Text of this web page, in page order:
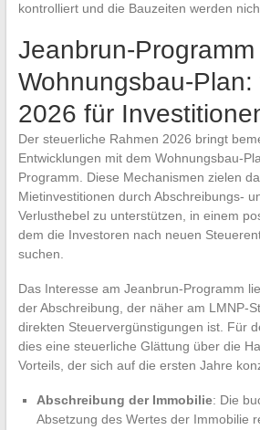
kontrolliert und die Bauzeiten werden
Jeanbrun-Programm
Wohnungsbau-Plan:
2026 für
Der steuerliche Rahmen 2026 bringt
Entwicklungen mit dem Wohnungsbau-
Programm. Diese Mechanismen zielen
Mietinvestitionen durch Abschreibungs-
Verlusthebel zu unterstützen, in einem
dem die Investoren nach neuen
suchen.
Das Interesse am Jeanbrun-Programm
der Abschreibung, der näher am LMNP-
direkten Steuervergünstigungen ist. Für
dies eine steuerliche Glättung über die
Vorteils, der sich auf die ersten Jahre
Abschreibung der Immobilie: Die
Absetzung des Wertes der Immobilie